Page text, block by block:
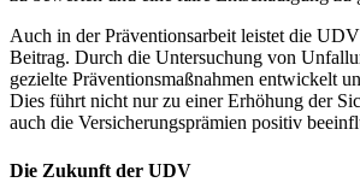
Auch in der Präventionsarbeit leistet die
Beitrag. Durch die Untersuchung von
gezielte Präventionsmaßnahmen entwickelt
Dies führt nicht nur zu einer Erhöhung der
auch die Versicherungsprämien positiv
Die Zukunft der UDV